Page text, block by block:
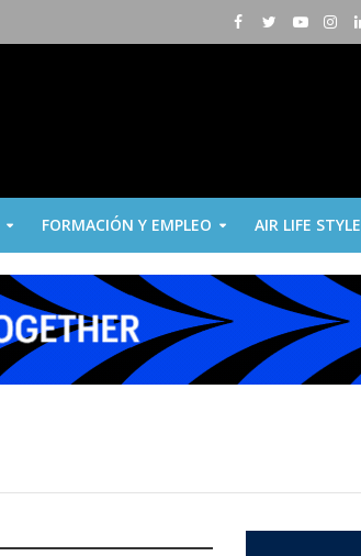
FORMACIÓN Y EMPLEO AIR LIFE STYLE